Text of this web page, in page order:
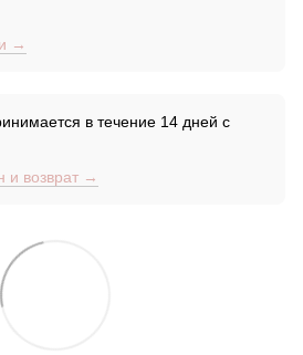
→
в течение 14 дней с
и возврат →